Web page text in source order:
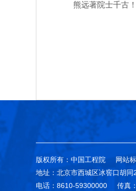
熊远著院士千古！
版权所有：中国工程院 网站
地址：北京市西城区冰窖口胡同
电话：8610-59300000
传真